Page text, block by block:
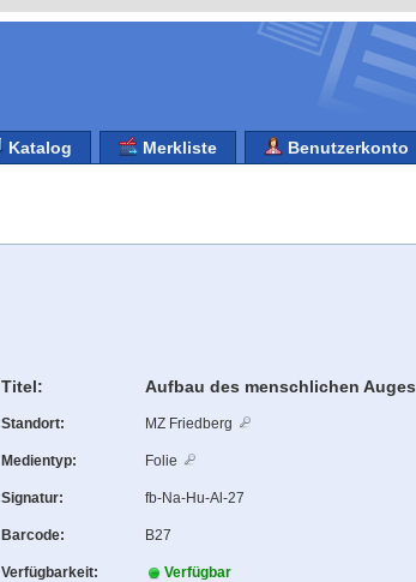
Katalog Merkliste Benutzerkonto
Titel: Aufbau des menschlichen Auges
Standort: MZ Friedberg
Medientyp: Folie
Signatur: fb-Na-Hu-Al-27
Barcode: B27
Verfügbarkeit: Verfügbar